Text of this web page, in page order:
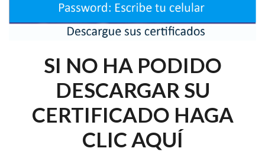
SI NO HA PODIDO
DESCARGAR SU
CERTIFICADO HAGA
CLIC AQUÍ